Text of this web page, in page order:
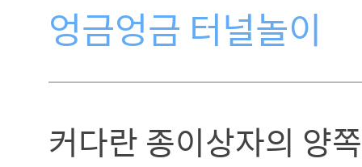
엉금엉금 터널놀이
커다란 종이상자의 양